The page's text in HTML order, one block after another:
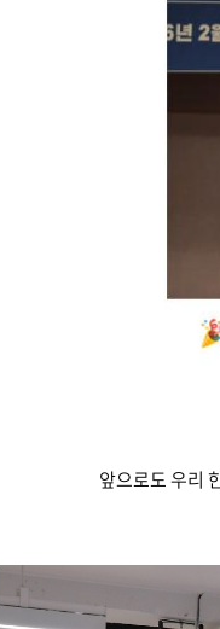
앞으로도 우리